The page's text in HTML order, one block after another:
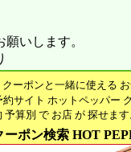
いします。
ーポンと一緒に使える
サイト ホットペッパー
算別 で お店 が 探せま
ポン検索 HOT